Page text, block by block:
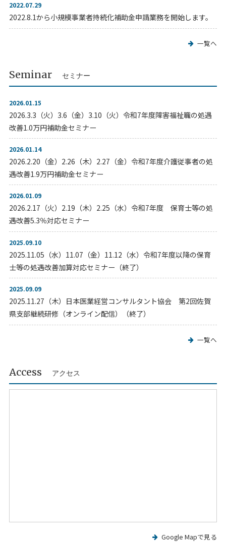
2022.07.29
2022.8.1から小規模事業者持続化補助金申請業務を開始します。
一覧へ
Seminar セミナー
2026.01.15
2026.3.3（火）3.6（金）3.10（火）令和7年度障害福祉職の処遇
改善1.0万円補助金セミナー
2026.01.14
2026.2.20（金）2.26（木）2.27（金）令和7年度介護従事者の処
遇改善1.9万円補助金セミナー
2026.01.09
2026.2.17（火）2.19（木）2.25（水）令和7年度 保育士等の処
遇改善5.3％対応セミナー
2025.09.10
2025.11.05（水）11.07（金）11.12（水）令和7年度以降の保育
士等の処遇改善加算対応セミナー（終了）
2025.09.09
2025.11.27（木）日本医業経営コンサルタント協会 第2回佐賀
県支部継続研修（オンライン配信）（終了）
一覧へ
Access アクセス
Google Mapで見る